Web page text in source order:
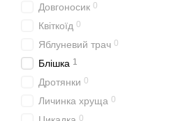
Довгоносик 0
Квіткоїд 0
Яблуневий трач 0
Блішка 1
Дротянки 0
Личинка хруща 0
0